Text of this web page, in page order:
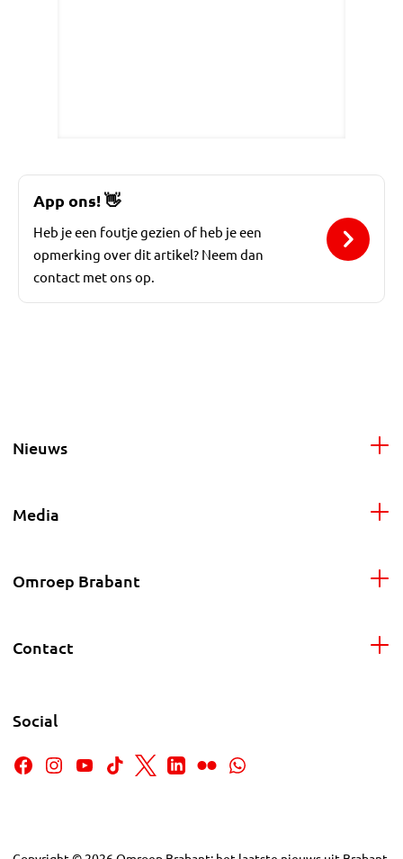
App ons!👋
Heb je een foutje gezien of heb je een
opmerking over dit artikel? Neem dan
contact met ons op.
Nieuws
Media
Omroep Brabant
Contact
Social